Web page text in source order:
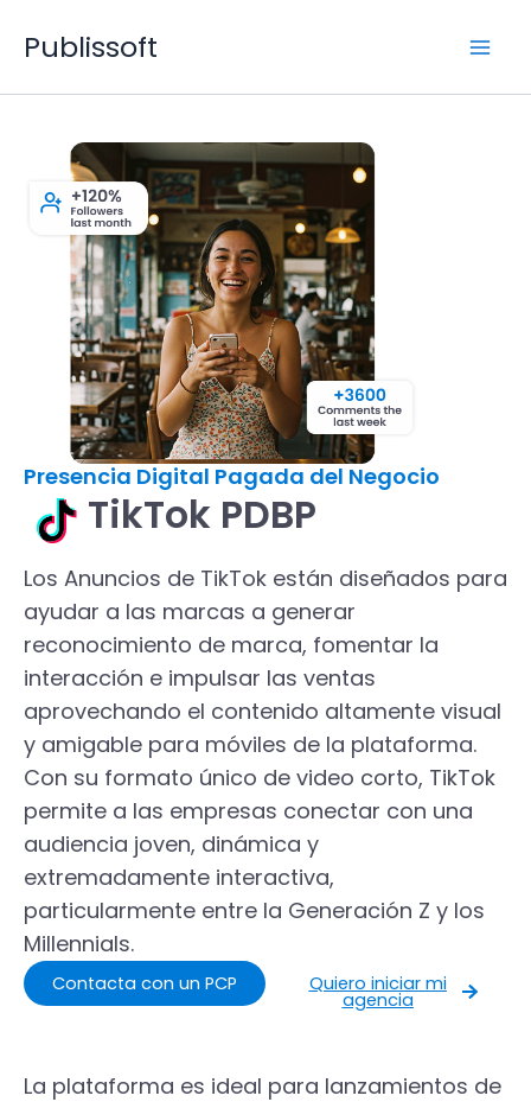
Publissoft
Presencia Digital Pagada del Negocio
TikTok PDBP
Los Anuncios de TikTok están diseñados para
ayudar a las marcas a generar
reconocimiento de marca, fomentar la
interacción e impulsar las ventas
aprovechando el contenido altamente visual
y amigable para móviles de la plataforma.
Con su formato único de video corto, TikTok
permite a las empresas conectar con una
audiencia joven, dinámica y
extremadamente interactiva,
particularmente entre la Generación Z y los
Millennials.
Contacta con un PCP Quiero iniciar mi
agencia
La plataforma es ideal para lanzamientos de